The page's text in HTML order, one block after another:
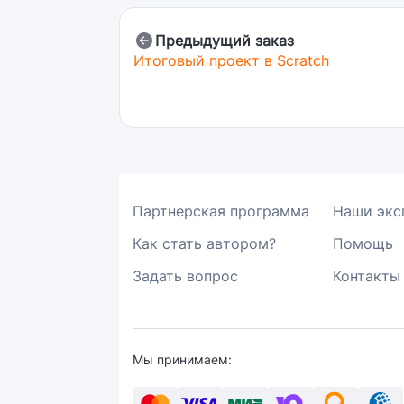
Предыдущий заказ
Итоговый проект в Scratch
Партнерская программа
Наши
Как стать автором?
Помощь
Задать вопрос
Контакты
Мы принимаем: